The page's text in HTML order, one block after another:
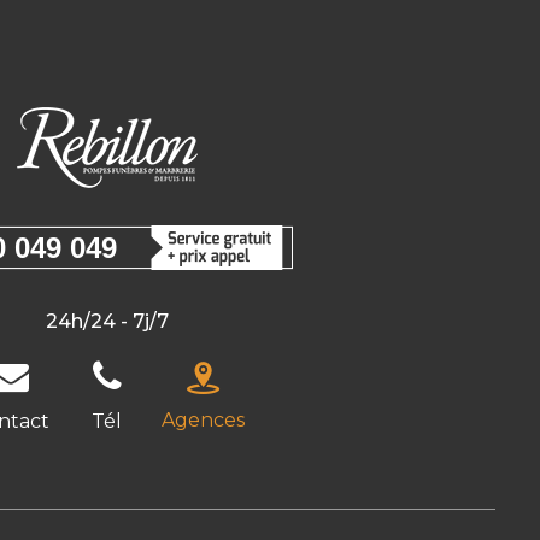
049 049
24h/24 - 7j/7
Tél Agences